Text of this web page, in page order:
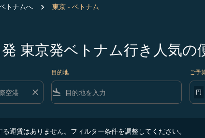
トナムへ 東京 - ベトナム
東京発ベトナム行き人気の
close
目的地
flight_land
ご予
円
運賃はありません。フィルター条件を調整してください。